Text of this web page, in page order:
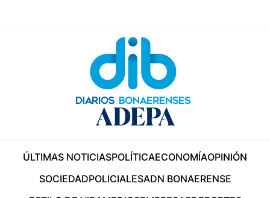
ÚLTIMAS NOTICIASPOLÍTICAECONOMÍAOPINIÓN
SOCIEDADPOLICIALESADN BONAERENSE